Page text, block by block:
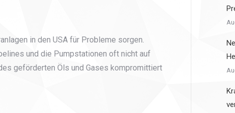
in den USA für Probleme sorgen.
und die Pumpstationen oft nicht auf
geförderten Öls und Gases kompromittiert